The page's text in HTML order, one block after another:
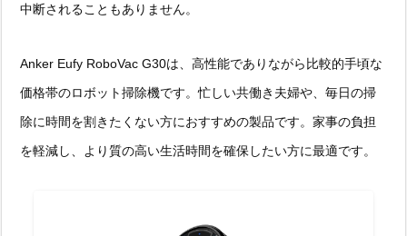
中断されることもありません。
Anker Eufy RoboVac G30は、高性能でありながら比較的手頃な
価格帯のロボット掃除機です。忙しい共働き夫婦や、毎日の掃
除に時間を割きたくない方におすすめの製品です。家事の負担
を軽減し、より質の高い生活時間を確保したい方に最適です。